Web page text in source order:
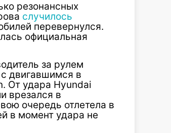
резонансных
случилось
перевернулся.
официальная
за рулем
двигавшимся в
От удара Hyundai
врезался в
очередь отлетела в
в момент удара не